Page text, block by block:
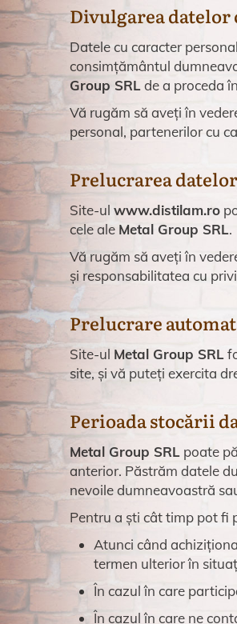
Divulgarea datelor
Datele cu caracter
consimțământul
Group SRLde a proceda
Vă rugăm să aveți în
personal, partenerilor cu
Prelucrarea
Site-ul www.distilam.ro
cele ale Metal Group SRL.
Vă rugăm să aveți în
și responsabilitatea cu
Prelucrare
Site-ul Metal Group SRL
site, și vă puteți exercita
Perioada stocării
Metal Group SRL poate
anterior. Păstrăm datele
nevoile dumneavoastră
Pentru a ști cât timp pot fi
Atunci când
termen ulterior în
În cazul în care
În cazul în care ne